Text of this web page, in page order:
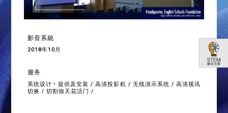
影音系統
2018年10月
服务
系统设计丶提供及安装 / 高清投影机 / 无线演示系统 / 高清视讯
切换 / 切割假天花活门 /